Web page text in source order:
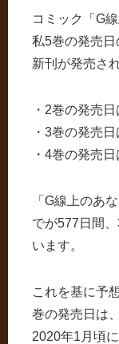
コミック「G
私5巻の発売
新刊が発売さ
・2巻の発売
・3巻の発売
・4巻の発売
「G線上のあ
でが577日間
います。
これを基に予
巻の発売日は
2020年1月頃